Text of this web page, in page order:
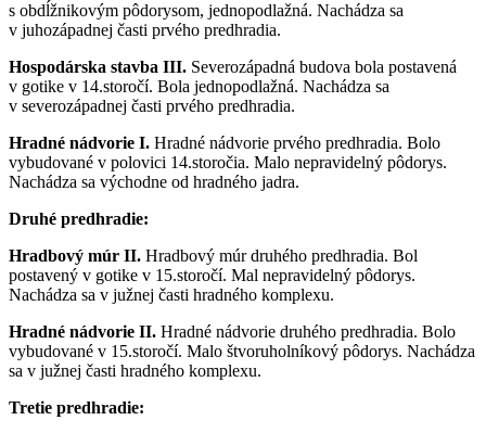
s obdĺžnikovým pôdorysom, jednopodlažná. Nachádza sa
v juhozápadnej časti prvého predhradia.
Hospodárska stavba III. Severozápadná budova bola postavená
v gotike v 14.storočí. Bola jednopodlažná. Nachádza sa
v severozápadnej časti prvého predhradia.
Hradné nádvorie I. Hradné nádvorie prvého predhradia. Bolo
vybudované v polovici 14.storočia. Malo nepravidelný pôdorys.
Nachádza sa východne od hradného jadra.
Druhé predhradie:
Hradbový múr II. Hradbový múr druhého predhradia. Bol
postavený v gotike v 15.storočí. Mal nepravidelný pôdorys.
Nachádza sa v južnej časti hradného komplexu.
Hradné nádvorie II. Hradné nádvorie druhého predhradia. Bolo
vybudované v 15.storočí. Malo štvoruholníkový pôdorys. Nachádza
sa v južnej časti hradného komplexu.
Tretie predhradie: